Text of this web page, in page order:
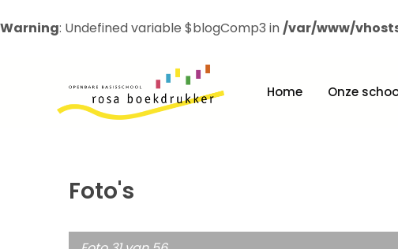
Warning: Undefined variable $blogComp3 in/var/www/
Home Onze
Foto's